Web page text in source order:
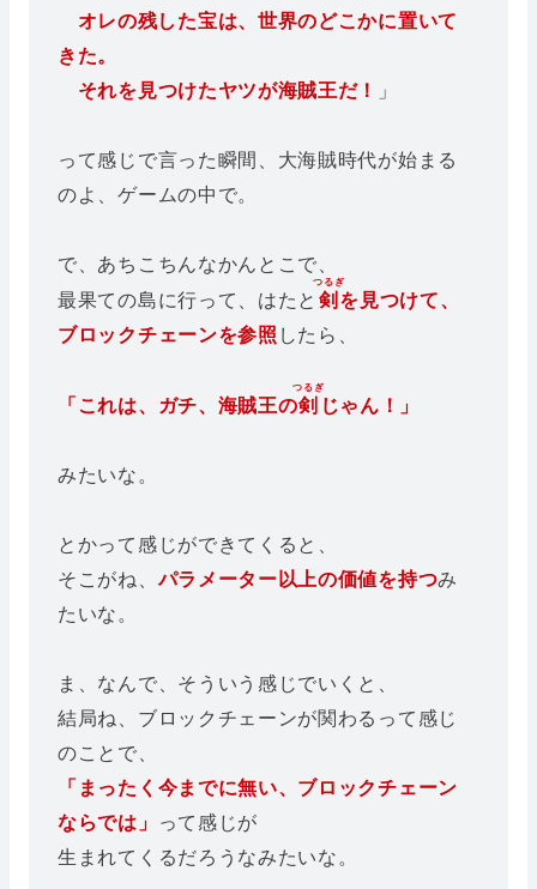
オレの残した宝は、世界のどこかに置いて
きた。
それを見つけたヤツが海賊王だ！
」
って感じで言った瞬間、大海賊時代が始まる
のよ、ゲームの中で。
で、あちこちんなかんとこで、
最果ての島に行って、はたと 剣
つるぎ
を見つけて、
ブロックチェーンを参照 したら、
「これは、ガチ、海賊王の剣
つるぎ
じゃん！」
みたいな。
とかって感じができてくると、
そこがね、パラメーター以上の価値を持つみ
たいな。
ま、なんで、そういう感じでいくと、
結局ね、ブロックチェーンが関わるって感じ
のことで、
「まったく今までに無い、ブロックチェーン
ならでは」 って感じが
生まれてくるだろうなみたいな。